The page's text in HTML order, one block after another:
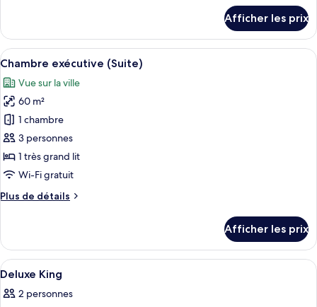
Chambre
triple
Deluxe
Afficher les prix
Afficher
toutes
les
photos
pour
ce
type
de
chambre :
Chambre
Une chambre d’hôtel moderne
9
Chambre exécutive (Suite)
Vue sur la ville
60 m²
1 chambre
3 personnes
1 très grand lit
Wi-Fi gratuit
Plus de détails
Plus
Chambre
exécutive
(Suite)
Afficher les prix
Afficher
toutes
les
Literie de qualité, minibar, coffre-
13
Deluxe King
2 personnes